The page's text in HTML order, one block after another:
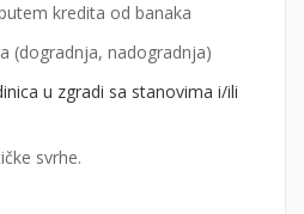
kredita od banaka
(dogradnja, nadogradnja)
u zgradi sa stanovima i/ili
svrhe.